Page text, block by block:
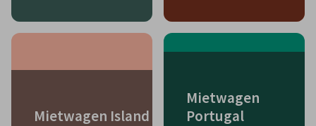
Mietwagen Island
Mietwagen
Portugal